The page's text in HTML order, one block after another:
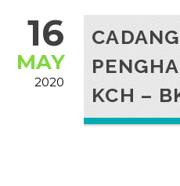
16
MAY
2020
KCH –